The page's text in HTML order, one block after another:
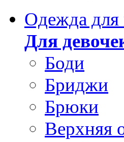
Одежда
Для
Боди
Бриджи
Брюки
Верхняя